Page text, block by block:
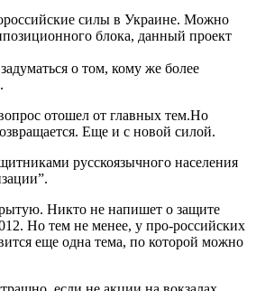
силы в Украине. Можно
блока, данный проект
о том, кому же более
отошел от главных тем.Но
Еще и с новой силой.
русскоязычного населения
Никто не напишет о защите
Но тем не менее, у про-российских
еще одна тема, по которой можно